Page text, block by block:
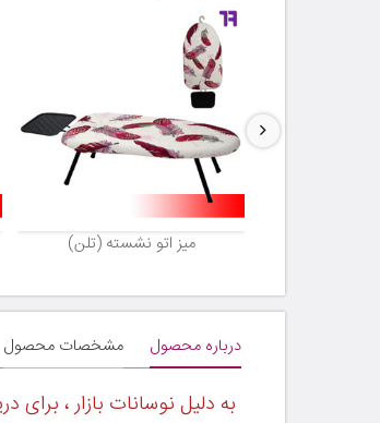
میز اتو نشسته (تلن)
درباره محصول مشخصات محصول
به دلیل نوسانات بازار ، برای